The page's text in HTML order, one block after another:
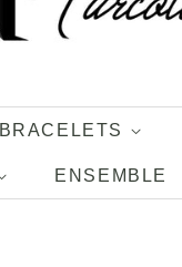
BRACELETS
ENSEMBLE